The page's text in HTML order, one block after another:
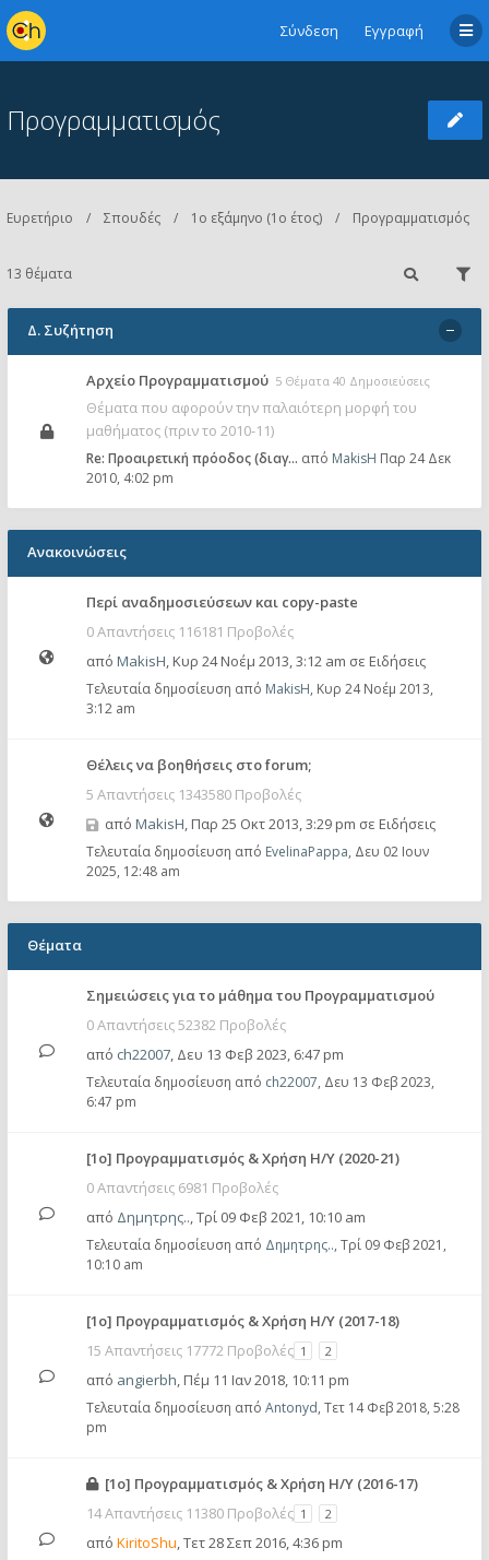
Σύνδεση Εγγραφή
Προγραμματισμός
Ευρετήριο Σπουδές 1ο εξάμηνο (1ο έτος) Προγραμματισμός
13 θέματα
Δ. Συζήτηση
Αρχείο Προγραμματισμού 5 Θέματα 40 Δημοσιεύσεις
Θέματα που αφορούν την παλαιότερη μορφή του
μαθήματος (πριν το 2010-11)
Re: Προαιρετική πρόοδος (διαγ… από MakisH Παρ 24 Δεκ
2010, 4:02 pm
Ανακοινώσεις
Περί αναδημοσιεύσεων και copy-paste
0 Απαντήσεις 116181 Προβολές
από MakisH, Κυρ 24 Νοέμ 2013, 3:12 am σε Ειδήσεις
Τελευταία δημοσίευση από MakisH, Κυρ 24 Νοέμ 2013,
3:12 am
Θέλεις να βοηθήσεις στο forum;
5 Απαντήσεις 1343580 Προβολές
από MakisH, Παρ 25 Οκτ 2013, 3:29 pm σε Ειδήσεις
Τελευταία δημοσίευση από EvelinaPappa, Δευ 02 Ιουν
2025, 12:48 am
Θέματα
Σημειώσεις για το μάθημα του Προγραμματισμού
0 Απαντήσεις 52382 Προβολές
από ch22007, Δευ 13 Φεβ 2023, 6:47 pm
Τελευταία δημοσίευση από ch22007, Δευ 13 Φεβ 2023,
6:47 pm
[1ο] Προγραμματισμός & Χρήση Η/Υ (2020-21)
0 Απαντήσεις 6981 Προβολές
από Δημητρης..,Τρί 09 Φεβ 2021, 10:10 am
Τελευταία δημοσίευση από Δημητρης.., Τρί 09 Φεβ 2021,
10:10 am
[1ο] Προγραμματισμός & Χρήση Η/Υ (2017-18)
15 Απαντήσεις 17772 Προβολές 1 2
από angierbh, Πέμ 11 Ιαν 2018, 10:11 pm
Τελευταία δημοσίευση από Antonyd, Τετ 14 Φεβ 2018, 5:28
pm
[1ο] Προγραμματισμός & Χρήση Η/Υ (2016-17)
14 Απαντήσεις 11380 Προβολές 1 2
από KiritoShu,Τετ 28 Σεπ 2016, 4:36 pm